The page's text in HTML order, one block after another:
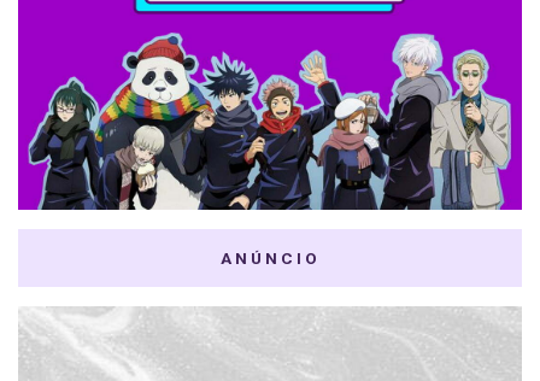
ANÚNCIO